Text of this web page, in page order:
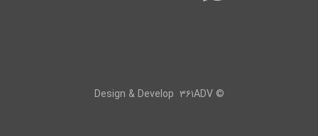
© Design & Develop۳۶۱ADV